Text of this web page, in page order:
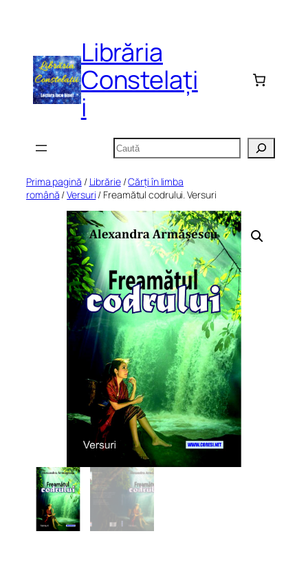
Librăria
Constelați
i
Caută
Prima pagină / Librărie/Cărți în limba
română /Versuri / Freamătul codrului. Versuri